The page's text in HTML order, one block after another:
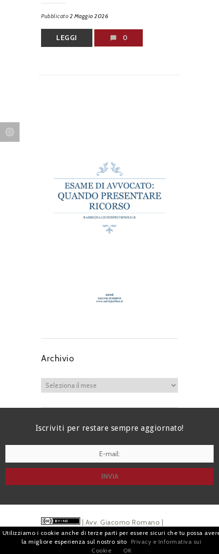
Pubblicato 2 Maggio 2026
LEGGI 0
Archivio
Iscriviti per restare sempre aggiornato!
| Avv. Giacomo Romano |
Piazza di Campitelli, 2 - 00186 Roma | P.I.
Utilizziamo i cookie anche di terze parti per essere sicuri che tu possa
la migliore esperienza sul nostro sito
Privacy e Informativa sui
Cookie
OK